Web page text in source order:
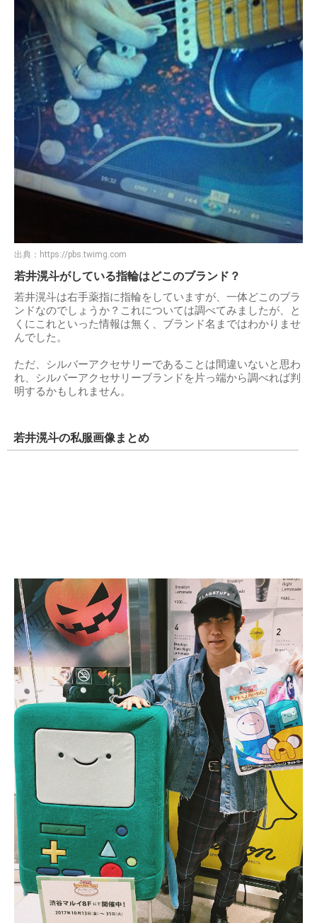
出典： https://pbs.twimg.com
若井滉斗がしている指輪はどこのブランド？
若井滉斗は右手薬指に指輪をしていますが、一体どこのブラ
ンドなのでしょうか？これについては調べてみましたが、と
くにこれといった情報は無く、ブランド名まではわかりませ
んでした。
ただ、シルバーアクセサリーであることは間違いないと思わ
れ、シルバーアクセサリーブランドを片っ端から調べれば判
明するかもしれません。
若井滉斗の私服画像まとめ